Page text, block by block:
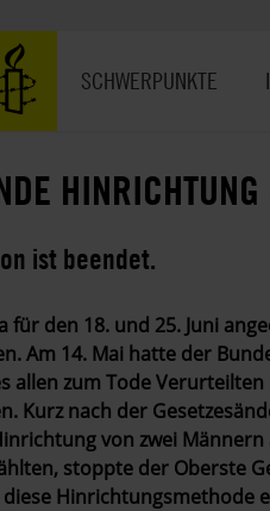
SCHWERPUNKTE
ist beendet.
für den 18. und 25. Juni
Am 14. Mai hatte der
allen zum Tode
Kurz nach der
von zwei
stoppte der Oberste
Hinrichtungsmethode